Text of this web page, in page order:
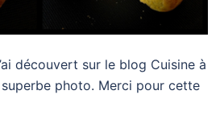
découvert sur le blog Cuisine à
photo. Merci pour cette